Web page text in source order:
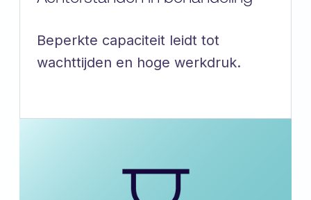
Beperkte capaciteit leidt tot
wachttijden en hoge werkdruk.